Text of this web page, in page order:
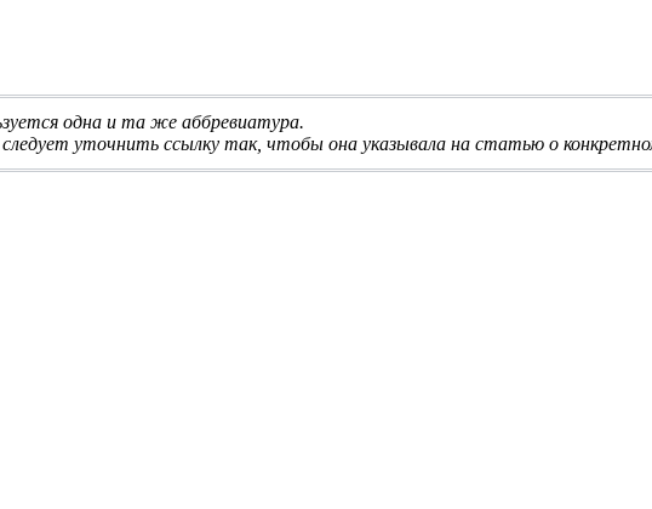
одна и та же аббревиатура.
уточнить ссылку так, чтобы она указывала на статью о